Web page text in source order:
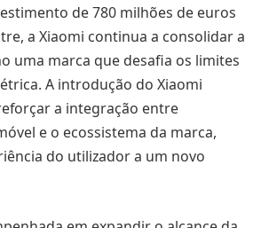
de 780 milhões de euros
a Xiaomi continua a consolidar a
uma marca que desafia os limites
A introdução do Xiaomi
a integração entre
e o ecossistema da marca,
do utilizador a um novo